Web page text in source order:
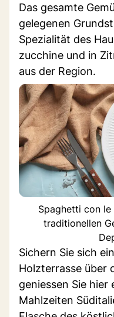
Das gesamte
gelegenen
Spezialität des
zucchine und in
aus der Region.
Spaghetti con
traditionellen
Sichern Sie sich
Holzterrasse über
geniessen Sie hier
Mahlzeiten